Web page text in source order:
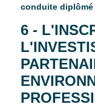
conduite diplômé
6 -